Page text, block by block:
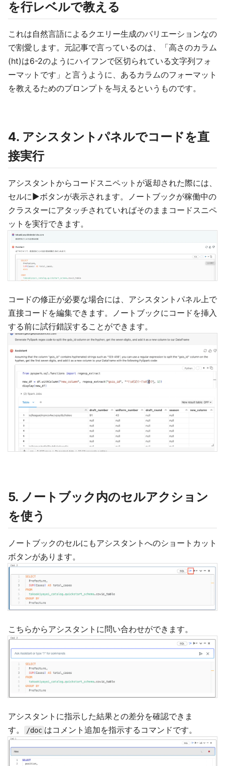
を行レベルで教える
これは自然言語によるクエリー生成のバリエーションなの
で割愛します。元記事で言っているのは、「高さのカラム
(ht)は6-2のようにハイフンで区切られている文字列フォ
ーマットです」と言うように、あるカラムのフォーマット
を教えるためのプロンプトを与えるというものです。
4. アシスタントパネルでコードを直
接実行
アシスタントからコードスニペットが返却された際には、
セルに▶️ボタンが表示されます。ノートブックが稼働中の
クラスターにアタッチされていればそのままコードスニペ
ットを実行できます。
コードの修正が必要な場合には、アシスタントパネル上で
直接コードを編集できます。ノートブックにコードを挿入
する前に試行錯誤することができます。
5. ノートブック内のセルアクション
を使う
ノートブックのセルにもアシスタントへのショートカット
ボタンがあります。
こちらからアシスタントに問い合わせができます。
アシスタントに指示した結果との差分を確認できま
す。
/doc はコメント追加を指示するコマンドです。